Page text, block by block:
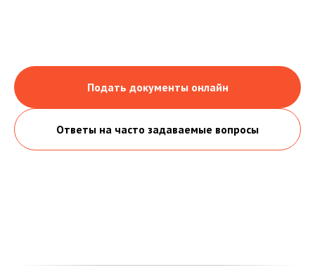
Подать документы онлайн
Ответы на часто задаваемые вопросы